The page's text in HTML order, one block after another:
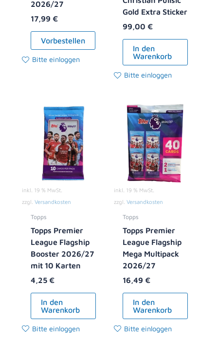
2026/27
17,99 €
Vorbestellen
Bitte einloggen
Gold Extra Sticker
99,00 €
In den
Warenkorb
Bitte einloggen
inkl. 19 % MwSt.
zzgl. Versandkosten
Topps
Topps Premier
League Flagship
Booster 2026/27
mit 10 Karten
4,25 €
In den
Warenkorb
Bitte einloggen
inkl. 19 % MwSt.
zzgl. Versandkosten
Topps
Topps Premier
League Flagship
Mega Multipack
2026/27
16,49 €
In den
Warenkorb
Bitte einloggen